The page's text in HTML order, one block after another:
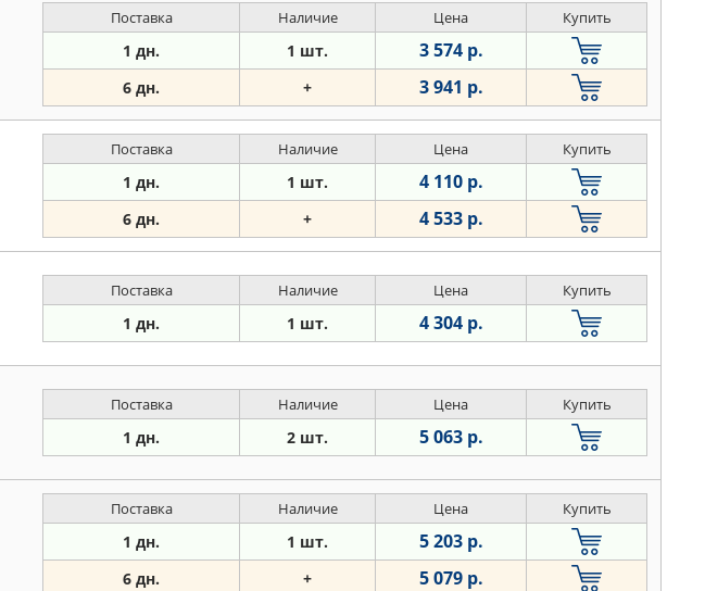
Поставка Наличие Цена Купить
1 дн. 1 шт. 3 574 р.
6 дн. + 3 941 р.
Поставка Наличие Цена Купить
1 дн. 1 шт. 4 110 р.
6 дн. + 4 533 р.
Поставка Наличие Цена Купить
1 дн. 1 шт. 4 304 р.
Поставка Наличие Цена Купить
1 дн. 2 шт. 5 063 р.
Поставка Наличие Цена Купить
1 дн. 1 шт. 5 203 р.
6 дн. + 5 079 р.